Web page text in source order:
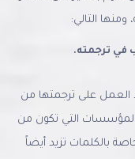
التالي:
في ترجمته.
العمل على ترجمتها من
المؤسسات التي تكون من
بالكلمات تزيد أيضاً